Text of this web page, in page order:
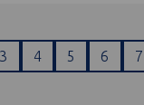
3 4 5 6 7